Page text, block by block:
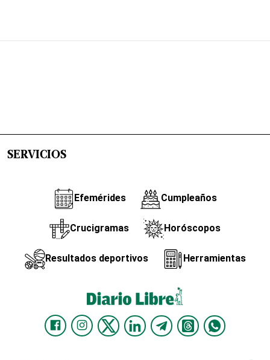
SERVICIOS
Efemérides Cumpleaños
Crucigramas Horóscopos
Resultados deportivos Herramientas